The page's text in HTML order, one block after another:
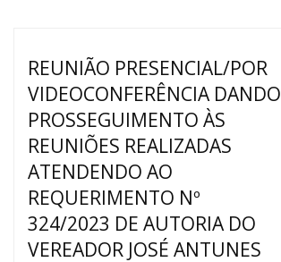
REUNIÃO PRESENCIAL/POR
VIDEOCONFERÊNCIA DANDO
PROSSEGUIMENTO ÀS
REUNIÕES REALIZADAS
ATENDENDO AO
REQUERIMENTO Nº
324/2023 DE AUTORIA DO
VEREADOR JOSÉ ANTUNES